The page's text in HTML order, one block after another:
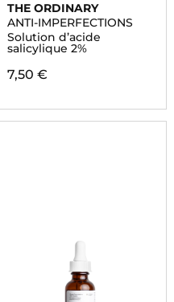
THE ORDINARY
ANTI-IMPERFECTIONS
Solution d’acide
salicylique 2%
7,50 €